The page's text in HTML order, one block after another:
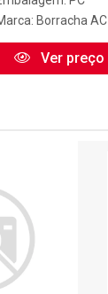
Borracha AC
Ver preço